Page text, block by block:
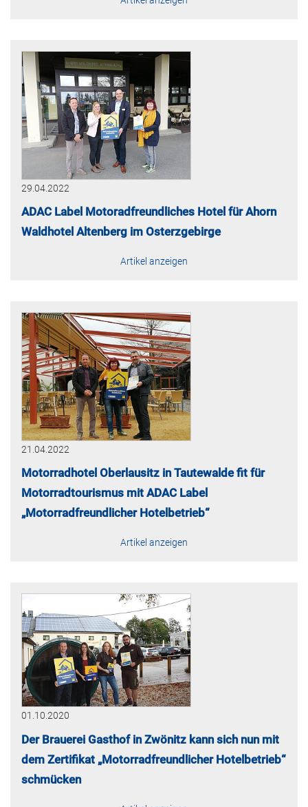
29.04.2022
ADAC Label Motoradfreundliches Hotel für Ahorn
Waldhotel Altenberg im Osterzgebirge
Artikel anzeigen
21.04.2022
Motorradhotel Oberlausitz in Tautewalde fit für
Motorradtourismus mit ADAC Label
„Motorradfreundlicher Hotelbetrieb“
Artikel anzeigen
01.10.2020
Der Brauerei Gasthof in Zwönitz kann sich nun mit
dem Zertifikat „Motorradfreundlicher Hotelbetrieb“
schmücken